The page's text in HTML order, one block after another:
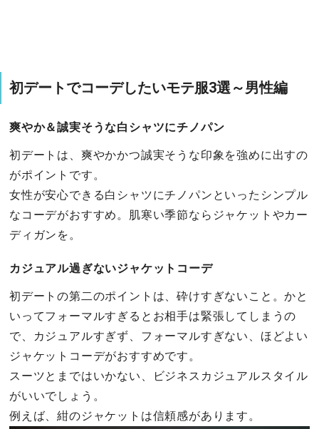
初デートでコーデしたいモテ服3選～男性編
爽やか＆誠実そうな白シャツにチノパン
初デートは、爽やかかつ誠実そうな印象を強めに出すの
がポイントです。
女性が安心できる白シャツにチノパンといったシンプル
なコーデがおすすめ。肌寒い季節ならジャケットやカー
ディガンを。
カジュアル過ぎないジャケットコーデ
初デートの第二のポイントは、砕けすぎないこと。かと
いってフォーマルすぎるとお相手は緊張してしまうの
で、カジュアルすぎず、フォーマルすぎない、ほどよい
ジャケットコーデがおすすめです。
スーツとまではいかない、ビジネスカジュアルスタイル
がいいでしょう。
例えば、紺のジャケットは信頼感があります。